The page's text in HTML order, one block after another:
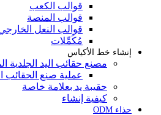
قوالب الكعب
قوالب المنصة
قوالب النعل
مُكَمِّلات
إنشاء خط الأكياس
مصنع حقائب اليد الجلدية
عملية صنع
حقيبة يد بعلامة خاصة
كيفية إنشاء
حذاء ODM